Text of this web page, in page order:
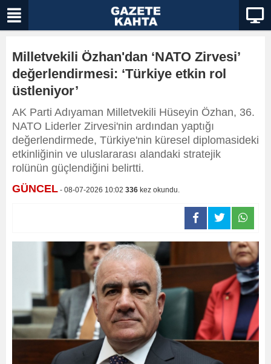
Milletvekili Özhan'dan ‘NATO Zirvesi’
değerlendirmesi: ‘Türkiye etkin rol
üstleniyor’
AK Parti Adıyaman Milletvekili Hüseyin Özhan, 36.
NATO Liderler Zirvesi'nin ardından yaptığı
değerlendirmede, Türkiye'nin küresel diplomasideki
etkinliğinin ve uluslararası alandaki stratejik
rolünün güçlendiğini belirtti.
GÜNCEL - 08-07-2026 10:02 336 kez okundu.